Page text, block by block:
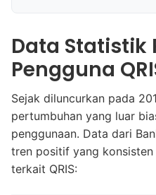
Data Statistik
Pengguna
Sejak diluncurkan pada
pertumbuhan yang luar
penggunaan. Data dari
tren positif yang
terkait QRIS: